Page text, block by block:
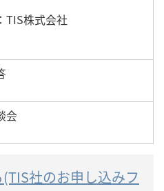
TIS株式会社
会
社のお申し込みフ